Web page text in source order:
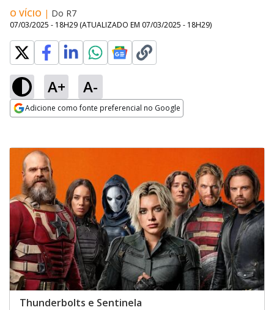
O VÍCIO | Do R7
07/03/2025 - 18H29 (ATUALIZADO EM 07/03/2025 - 18H29)
A+ A-
Adicione como fonte preferencial no Google
Thunderbolts e Sentinela